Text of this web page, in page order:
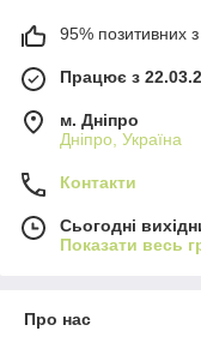
95% позитивних з
Працює з
м. Дніпро
Дніпро, Україна
Контакти
Сьогодні
Показати весь
Про нас